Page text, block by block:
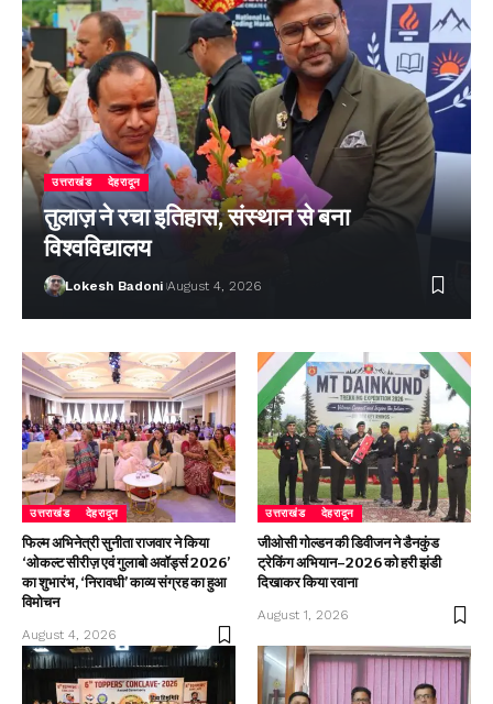
उत्तराखंड देहरादून
तुलाज़ ने रचा इतिहास, संस्थान से बना
विश्वविद्यालय
Lokesh Badoni August 4, 2026
उत्तराखंड देहरादून
फिल्म अभिनेत्री सुनीता राजवार ने किया
‘ओकल्ट सीरीज़ एवं गुलाबो अवॉर्ड्स 2026’
का शुभारंभ, ‘निरावधी’ काव्य संग्रह का हुआ
विमोचन
August 4, 2026
उत्तराखंड देहरादून
जीओसी गोल्डन की डिवीजन ने डैनकुंड
ट्रेकिंग अभियान–2026 को हरी झंडी
दिखाकर किया रवाना
August 1, 2026